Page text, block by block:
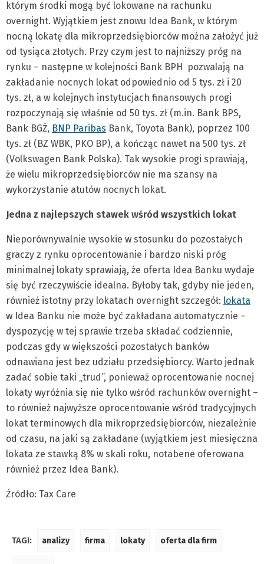
którym środki mogą być lokowane na rachunku
overnight. Wyjątkiem jest znowu Idea Bank, w którym
nocną lokatę dla mikroprzedsiębiorców można założyć już
od tysiąca złotych. Przy czym jest to najniższy próg na
rynku – następne w kolejności Bank BPH pozwalają na
zakładanie nocnych lokat odpowiednio od 5 tys. zł i 20
tys. zł, a w kolejnych instytucjach finansowych progi
rozpoczynają się właśnie od 50 tys. zł (m.in. Bank BPS,
Bank BGŻ, BNP Paribas Bank, Toyota Bank), poprzez 100
tys. zł (BZ WBK, PKO BP), a kończąc nawet na 500 tys. zł
(Volkswagen Bank Polska). Tak wysokie progi sprawiają,
że wielu mikroprzedsiębiorców nie ma szansy na
wykorzystanie atutów nocnych lokat.
Jedna z najlepszych stawek wśród wszystkich lokat
Nieporównywalnie wysokie w stosunku do pozostałych
graczy z rynku oprocentowanie i bardzo niski próg
minimalnej lokaty sprawiają, że oferta Idea Banku wydaje
się być rzeczywiście idealna. Byłoby tak, gdyby nie jeden,
również istotny przy lokatach overnight szczegół: lokata
w Idea Banku nie może być zakładana automatycznie –
dyspozycję w tej sprawie trzeba składać codziennie,
podczas gdy w większości pozostałych banków
odnawiana jest bez udziału przedsiębiorcy. Warto jednak
zadać sobie taki „trud”, ponieważ oprocentowanie nocnej
lokaty wyróżnia się nie tylko wśród rachunków overnight –
to również najwyższe oprocentowanie wśród tradycyjnych
lokat terminowych dla mikroprzedsiębiorców, niezależnie
od czasu, na jaki są zakładane (wyjątkiem jest miesięczna
lokata ze stawką 8% w skali roku, notabene oferowana
również przez Idea Bank).
Źródło: Tax Care
TAGI: analizy firma lokaty oferta dla firm